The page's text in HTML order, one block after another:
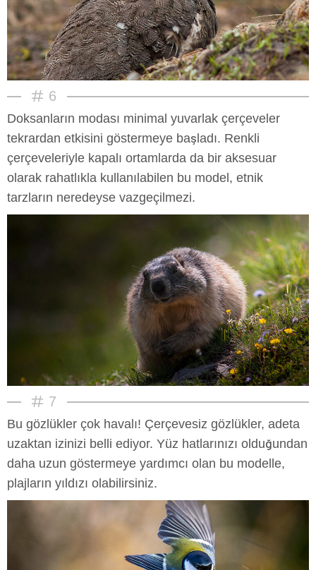
6
Doksanların modası minimal yuvarlak çerçeveler
tekrardan etkisini göstermeye başladı. Renkli
çerçeveleriyle kapalı ortamlarda da bir aksesuar
olarak rahatlıkla kullanılabilen bu model, etnik
tarzların neredeyse vazgeçilmezi.
7
Bu gözlükler çok havalı! Çerçevesiz gözlükler, adeta
uzaktan izinizi belli ediyor. Yüz hatlarınızı olduğundan
daha uzun göstermeye yardımcı olan bu modelle,
plajların yıldızı olabilirsiniz.